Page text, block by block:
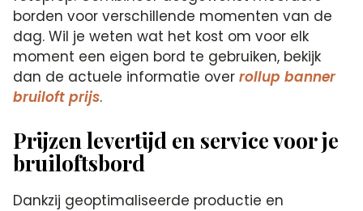
borden voor verschillende momenten van de
dag. Wil je weten wat het kost om voor elk
moment een eigen bord te gebruiken, bekijk
dan de actuele informatie overrollup banner
bruiloft prijs.
Prijzen levertijd en service voor je
bruiloftsbord
Dankzij geoptimaliseerde productie en